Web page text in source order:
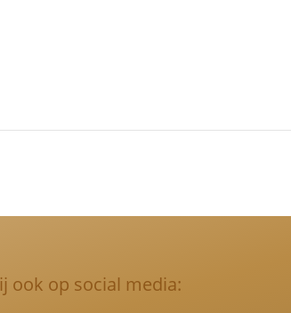
ook op social media: